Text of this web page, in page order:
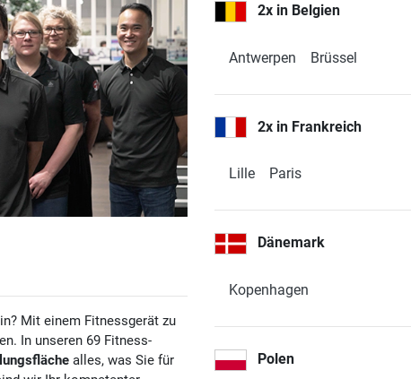
4,9 / 5(1680)
4,8 / 5(501)
Mit einem Fitnessgerät zu
In unseren 69 Fitness-
alles, was Sie für
2x in Belgien
Antwerpen Brüssel
2x in Frankreich
Lille Paris
Dänemark
Kopenhagen
Polen